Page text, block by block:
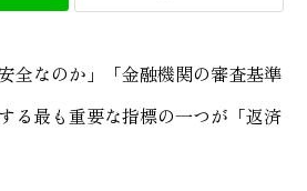
全なのか」「金融機関の審査基準
る最も重要な指標の一つが「返済